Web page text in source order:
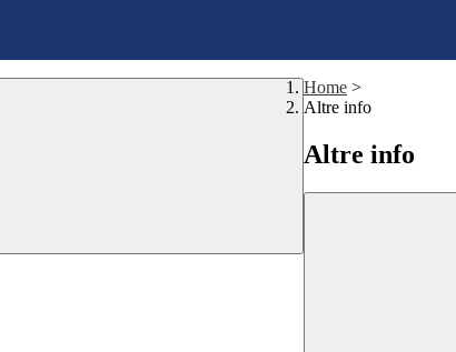
Home >
Altre info
Altre info